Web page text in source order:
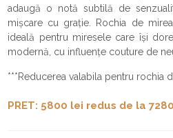
adaugă o notă subtilă de
mișcare cu grație. Rochia de
ideală pentru miresele care își
modernă, cu influențe couture de
***Reducerea valabila pentru rochia
PRET: 5800 lei redus de la